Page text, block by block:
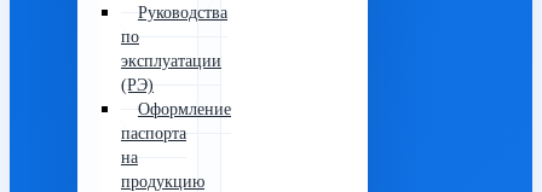
Руководства
по
эксплуатации
(РЭ)
Оформление
паспорта
на
продукцию